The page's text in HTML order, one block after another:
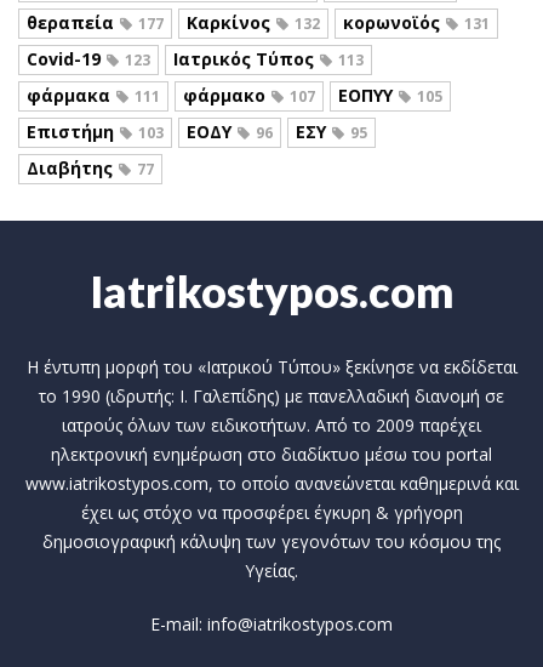
θεραπεία 177 Καρκίνος 132 κορωνοϊός 131
Covid-19 123 Ιατρικός Τύπος 113
φάρμακα 111 φάρμακο 107 ΕΟΠΥΥ 105
Επιστήμη 103 ΕΟΔΥ 96 ΕΣΥ 95
Διαβήτης 77
Iatrikostypos.com
Η έντυπη μορφή του «Ιατρικού Τύπου» ξεκίνησε να εκδίδεται
το 1990 (ιδρυτής: Ι. Γαλεπίδης) με πανελλαδική διανομή σε
ιατρούς όλων των ειδικοτήτων. Από το 2009 παρέχει
ηλεκτρονική ενημέρωση στο διαδίκτυο μέσω του portal
www.iatrikostypos.com, το οποίο ανανεώνεται καθημερινά και
έχει ως στόχο να προσφέρει έγκυρη & γρήγορη
δημοσιογραφική κάλυψη των γεγονότων του κόσμου της
Υγείας.
E-mail: info@iatrikostypos.com